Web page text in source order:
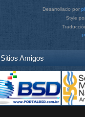
Desarrollado por
Style
Sitios Amigos